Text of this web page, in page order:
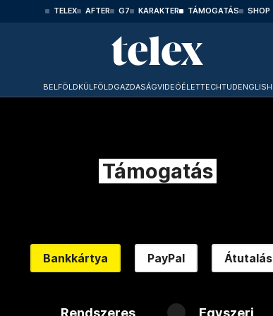
TELEX AFTER G7 KARAKTER TÁMOGATÁS SHOP
BELFÖLDKÜLFÖLDGAZDASÁGVIDEÓÉLETTECHTUDENGLISH
Támogatás
Bankkártya PayPal Átutalás
Rendszeres Egyszeri